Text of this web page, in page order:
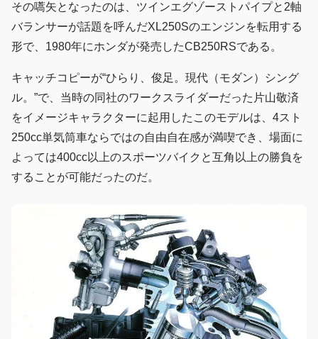
その嚆矢となったのは、ツインエグゾーストパイプと2軸
バランサーが話題を呼んだXL250Sのエンジンを転用する
形で、1980年にホンダが発売したCB250RSである。
キャッチコピーが“ひらり、俊足。現代（モダン）シング
ル。”で、当時の同社のワークスライダーだった片山敬済
をイメージキャラクターに起用したこのモデルは、4スト
250cc単気筒車ならではの自由自在感が満喫でき、場面に
よっては400cc以上のスポーツバイクと互角以上の勝負を
することが可能だったのだ。